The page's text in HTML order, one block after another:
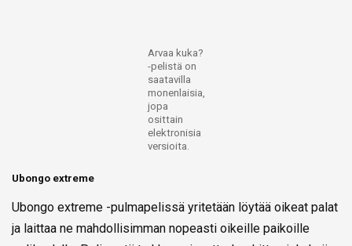
Arvaa kuka?
-pelistä on
saatavilla
monenlaisia,
jopa
osittain
elektronisia
versioita.
Ubongo extreme
Ubongo extreme -pulmapelissä yritetään löytää oikeat palat
ja laittaa ne mahdollisimman nopeasti oikeille paikoille